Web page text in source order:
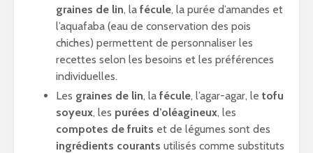
graines de lin, la fécule, la purée d’amandes et
l’aquafaba (eau de conservation des pois
chiches) permettent de personnaliser les
recettes selon les besoins et les préférences
individuelles.
Les graines de lin, la fécule, l’agar-agar, le tofu
soyeux, les purées d’oléagineux, les
compotes de fruits et de légumes sont des
ingrédients courants utilisés comme substituts